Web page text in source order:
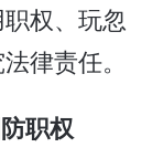
权、玩忽
律责任。
职权